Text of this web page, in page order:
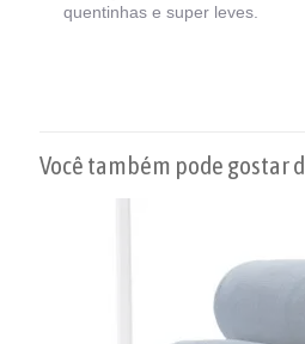
quentinhas e super leves.
Você também pode gostar